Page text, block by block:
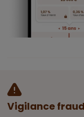
Vigilance